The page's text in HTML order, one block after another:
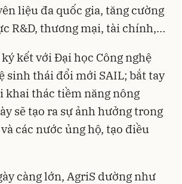
liệu đa quốc gia, tăng cường
R&D, thương mại, tài chính,…
kết với Đại học Công nghệ
sinh thái đổi mới SAIL; bắt tay
khai thác tiềm năng nông
sẽ tạo ra sự ảnh hưởng trong
các nước ủng hộ, tạo điều
càng lớn, AgriS dường như